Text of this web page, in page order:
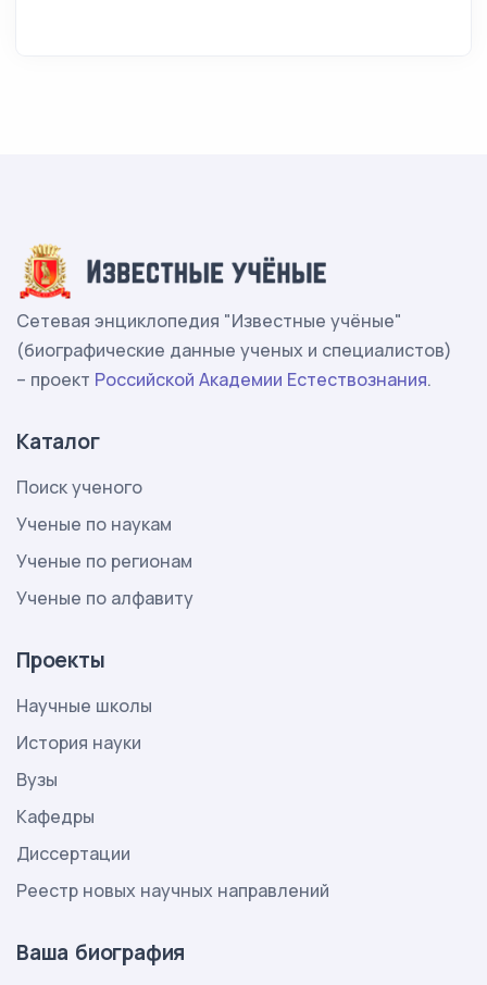
Сетевая энциклопедия "Известные учёные"
(биографические данные ученых и специалистов)
– проект Российской Академии Естествознания.
Каталог
Поиск ученого
Ученые по наукам
Ученые по регионам
Ученые по алфавиту
Проекты
Научные школы
История науки
Вузы
Кафедры
Диссертации
Реестр новых научных направлений
Ваша биография